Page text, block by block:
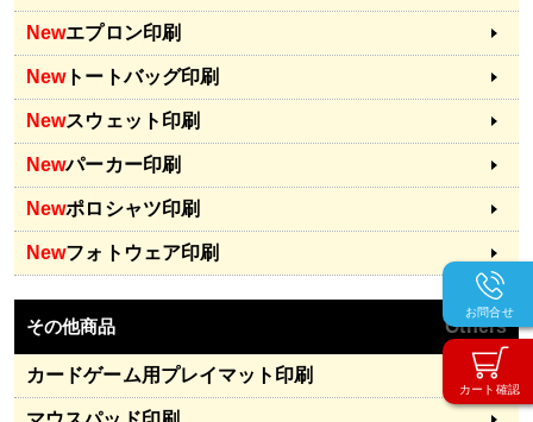
カート確認
お問合せ
Newエプロン印刷
Newトートバッグ印刷
Newスウェット印刷
Newパーカー印刷
Newポロシャツ印刷
Newフォトウェア印刷
その他商品 Others
カードゲーム用プレイマット印刷